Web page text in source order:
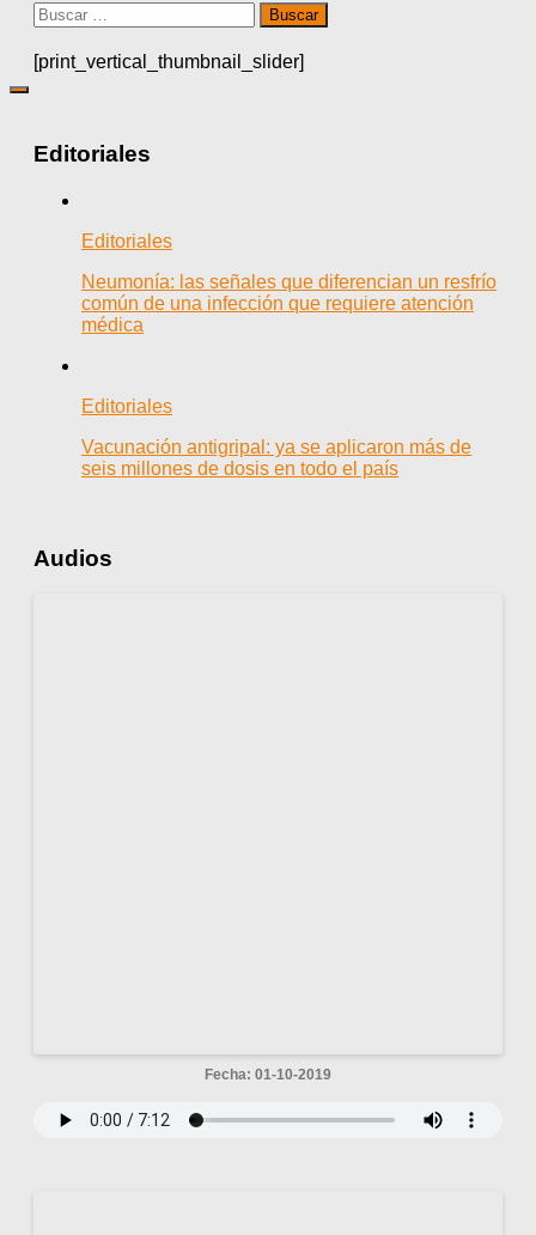
Buscar:
[print_vertical_thumbnail_slider]
Editoriales
Editoriales
Neumonía: las señales que diferencian un resfrío
común de una infección que requiere atención
médica
Editoriales
Vacunación antigripal: ya se aplicaron más de
seis millones de dosis en todo el país
Audios
Fecha: 01-10-2019